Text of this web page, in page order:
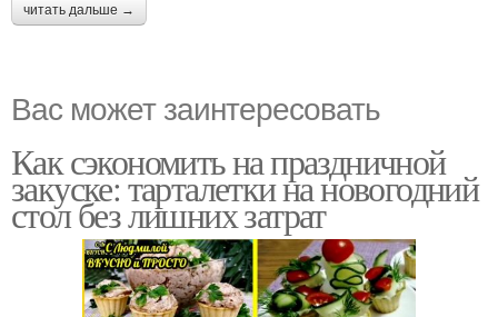
читать дальше →
Вас может заинтересовать
Как сэкономить на праздничной
закуске: тарталетки на новогодний
стол без лишних затрат